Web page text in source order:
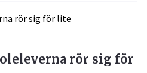
rör sig för